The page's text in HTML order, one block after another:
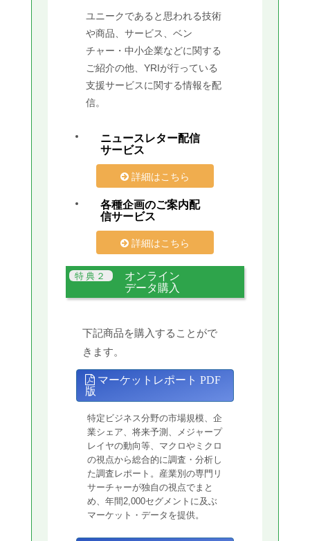
ユニークであると思われる技術
や商品、サービス、ベン
チャー・中小企業などに関する
ご紹介の他、YRIが行っている
支援サービスに関する情報を配
信。
ニュースレター配信
サービス
詳細はこちら
各種企画のご案内配
信サービス
詳細はこちら
オンライン
データ購入
下記商品を購入することがで
きます。
マーケットレポート PDF
版
特定ビジネス分野の市場規模、企
業シェア、将来予測、メジャープ
レイヤの動向等、マクロやミクロ
の視点から総合的に調査・分析し
た調査レポート。産業別の専門リ
サーチャーが独自の視点でまと
め、年間2,000セグメントに及ぶ
マーケット・データを提供。